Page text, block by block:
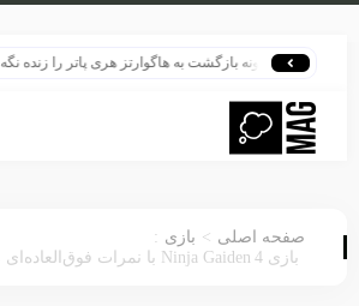
چگونه بازگشت به هاگوارتز هری پاتر را زنده نگه داشت؟
صفحه اصلی > بازی :
بازی Ninja Gaiden 4 با نمرات فوق‌العاده‌ای منتشر شد